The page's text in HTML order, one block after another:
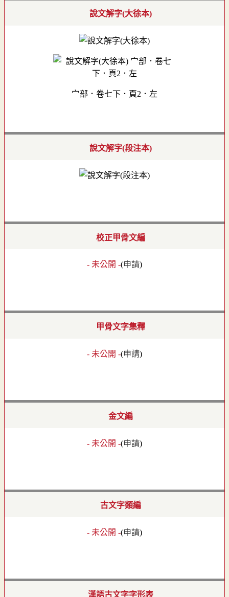
說文解字(大徐本)
宀部．卷七下．頁2．左
說文解字(段注本)
校正甲骨文編
- 未公開 -(申請)
甲骨文字集釋
- 未公開 -(申請)
金文編
- 未公開 -(申請)
古文字類編
- 未公開 -(申請)
漢語古文字字形表